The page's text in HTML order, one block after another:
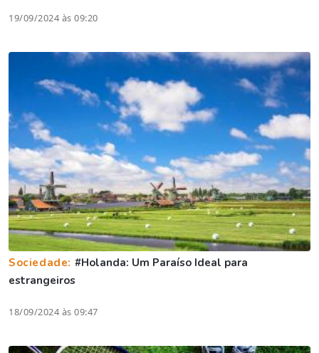
19/09/2024 às 09:20
Sociedade: #Holanda: Um Paraíso Ideal para
estrangeiros
18/09/2024 às 09:47